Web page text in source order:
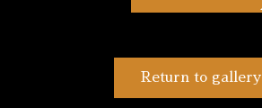
Return to gallery